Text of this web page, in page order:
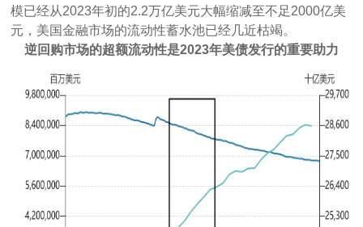
模已经从2023年初的2.2万亿美元大幅缩减至不足2000亿美
元，美国金融市场的流动性蓄水池已经几近枯竭。
逆回购市场的超额流动性是2023年美债发行的重要助力